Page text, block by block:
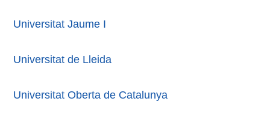
Universitat Jaume I
Universitat de Lleida
Universitat Oberta de Catalunya